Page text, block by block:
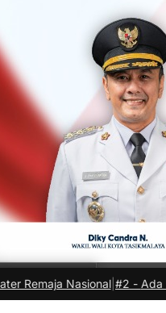
|#2 -Ada Apa Sule di